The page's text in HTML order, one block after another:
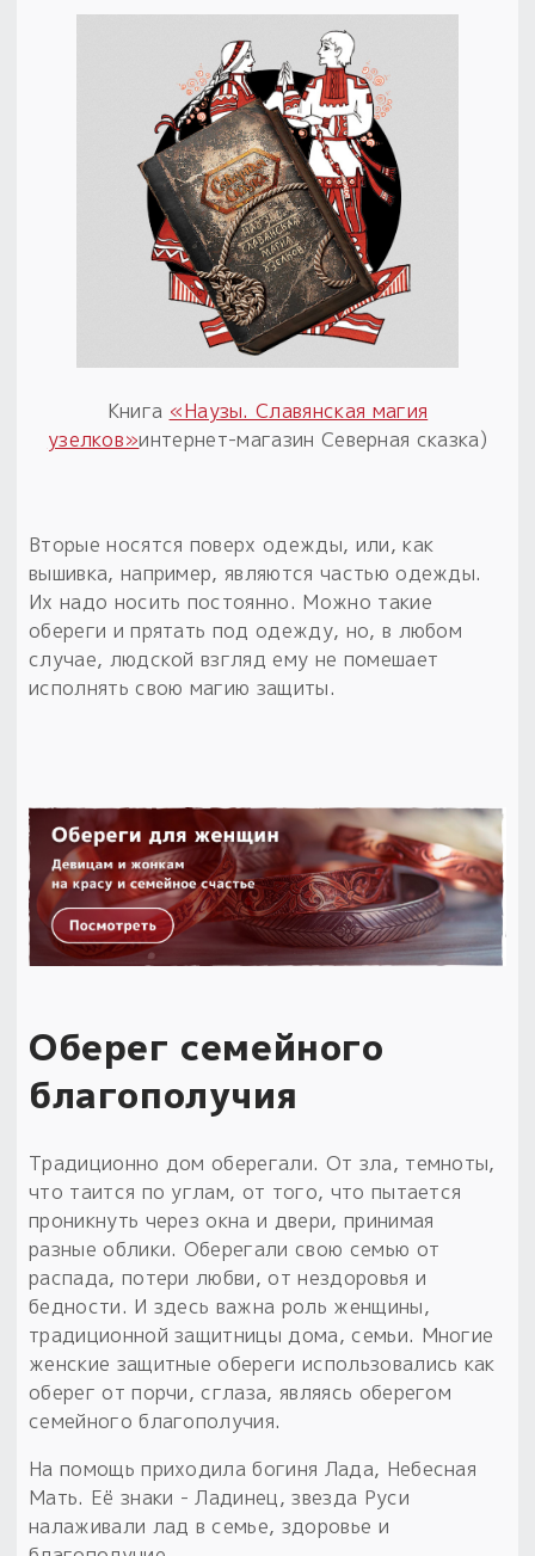
Книга «Наузы. Славянская магия
узелков»интернет-магазин Северная сказка)
Вторые носятся поверх одежды, или, как
вышивка, например, являются частью одежды.
Их надо носить постоянно. Можно такие
обереги и прятать под одежду, но, в любом
случае, людской взгляд ему не помешает
исполнять свою магию защиты.
Оберег семейного
благополучия
Традиционно дом оберегали. От зла, темноты,
что таится по углам, от того, что пытается
проникнуть через окна и двери, принимая
разные облики. Оберегали свою семью от
распада, потери любви, от нездоровья и
бедности. И здесь важна роль женщины,
традиционной защитницы дома, семьи. Многие
женские защитные обереги использовались как
оберег от порчи, сглаза, являясь оберегом
семейного благополучия.
На помощь приходила богиня Лада, Небесная
Мать. Её знаки - Ладинец, звезда Руси
налаживали лад в семье, здоровье и